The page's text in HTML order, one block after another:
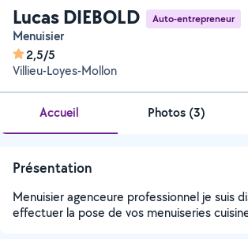
Lucas DIEBOLD Auto-entrepreneur
Menuisier
2,5/5
Villieu-Loyes-Mollon
Accueil Photos (3)
Présentation
Menuisier agenceure professionnel je suis
effectuer la pose de vos menuiseries